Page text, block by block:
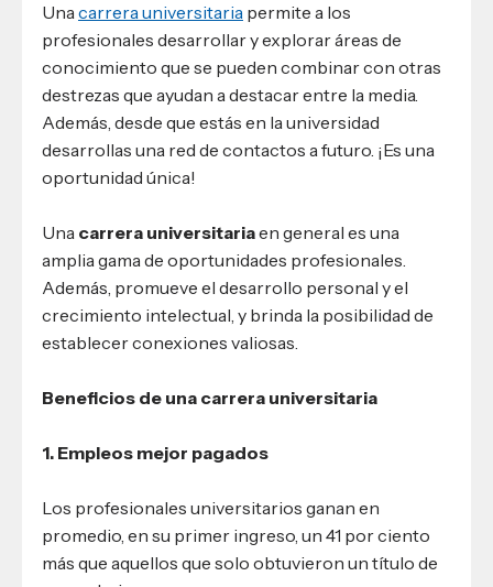
Unacarrera universitaria permite a los
profesionales desarrollar y explorar áreas de
conocimiento que se pueden combinar con otras
destrezas que ayudan a destacar entre la media.
Además, desde que estás en la universidad
desarrollas una red de contactos a futuro. ¡Es una
oportunidad única!
Una carrera universitariaen general es una
amplia gama de oportunidades profesionales.
Además, promueve el desarrollo personal y el
crecimiento intelectual, y brinda la posibilidad de
establecer conexiones valiosas.
Beneficios de una carrera universitaria
1. Empleos mejor pagados
Los profesionales universitarios ganan en
promedio, en su primer ingreso, un 41 por ciento
más que aquellos que solo obtuvieron un título de